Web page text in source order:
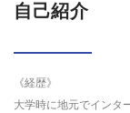
自己紹介
《経歴》
大学時に地元でイン